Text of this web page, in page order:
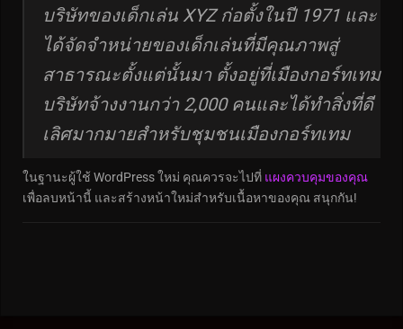
บริษัทของเด็กเล่น XYZ ก่อตั้งในปี 1971 และ
ได้จัดจำหน่ายของเด็กเล่นที่มีคุณภาพสู่
สาธารณะตั้งแต่นั้นมา ตั้งอยู่ที่เมืองกอร์ทเทม
บริษัทจ้างงานกว่า 2,000 คนและได้ทำสิ่งที่ดี
เลิศมากมายสำหรับชุมชนเมืองกอร์ทเทม
ในฐานะผู้ใช้ WordPress ใหม่ คุณควรจะไปที่ แผงควบคุมของคุณ
เพื่อลบหน้านี้ และสร้างหน้าใหม่สำหรับเนื้อหาของคุณ สนุกกัน!